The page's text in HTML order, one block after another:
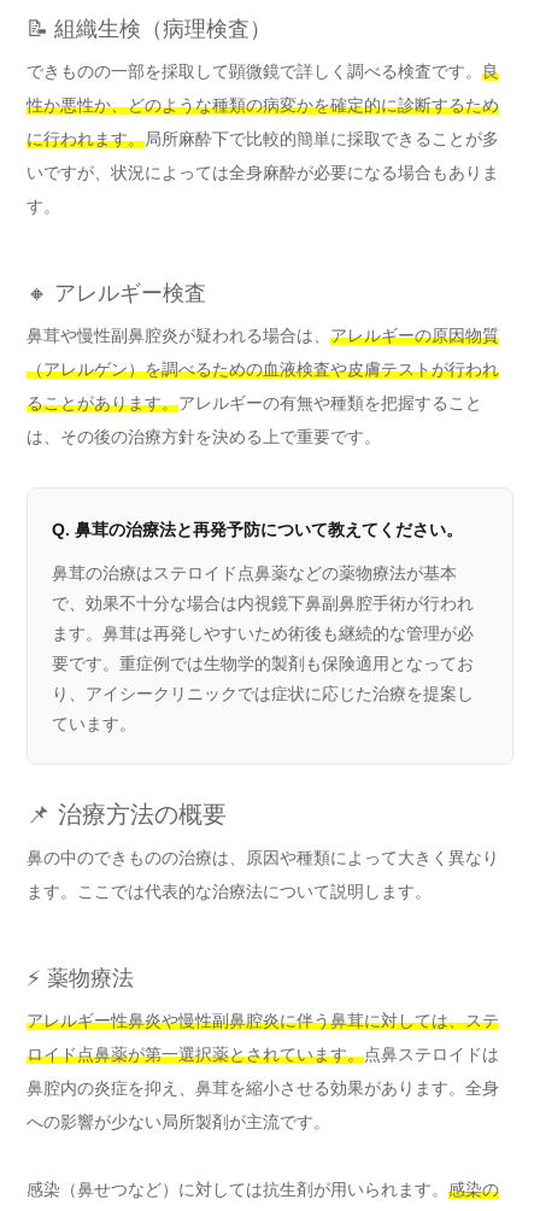
📝 組織生検（病理検査）
できものの一部を採取して顕微鏡で詳しく調べる検査です。 良
性か悪性か、どのような種類の病変かを確定的に診断するため
に行われます。局所麻酔下で比較的簡単に採取できることが多
いですが、状況によっては全身麻酔が必要になる場合もありま
す。
🔸 アレルギー検査
鼻茸や慢性副鼻腔炎が疑われる場合は、 アレルギーの原因物質
（アレルゲン）を調べるための血液検査や皮膚テストが行われ
ることがあります。アレルギーの有無や種類を把握すること
は、その後の治療方針を決める上で重要です。
Q. 鼻茸の治療法と再発予防について教えてください。
鼻茸の治療はステロイド点鼻薬などの薬物療法が基本
で、効果不十分な場合は内視鏡下鼻副鼻腔手術が行われ
ます。鼻茸は再発しやすいため術後も継続的な管理が必
要です。重症例では生物学的製剤も保険適用となってお
り、アイシークリニックでは症状に応じた治療を提案し
ています。
📌 治療方法の概要
鼻の中のできものの治療は、原因や種類によって大きく異なり
ます。ここでは代表的な治療法について説明します。
⚡ 薬物療法
アレルギー性鼻炎や慢性副鼻腔炎に伴う鼻茸に対しては、ステ
ロイド点鼻薬が第一選択薬とされています。点鼻ステロイドは
鼻腔内の炎症を抑え、鼻茸を縮小させる効果があります。全身
への影響が少ない局所製剤が主流です。
感染（鼻せつなど）に対しては抗生剤が用いられます。 感染の